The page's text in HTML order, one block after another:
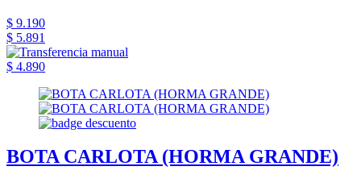
$ 9.190
$ 5.891
$ 4.890
BOTA CARLOTA (HORMA GRANDE)